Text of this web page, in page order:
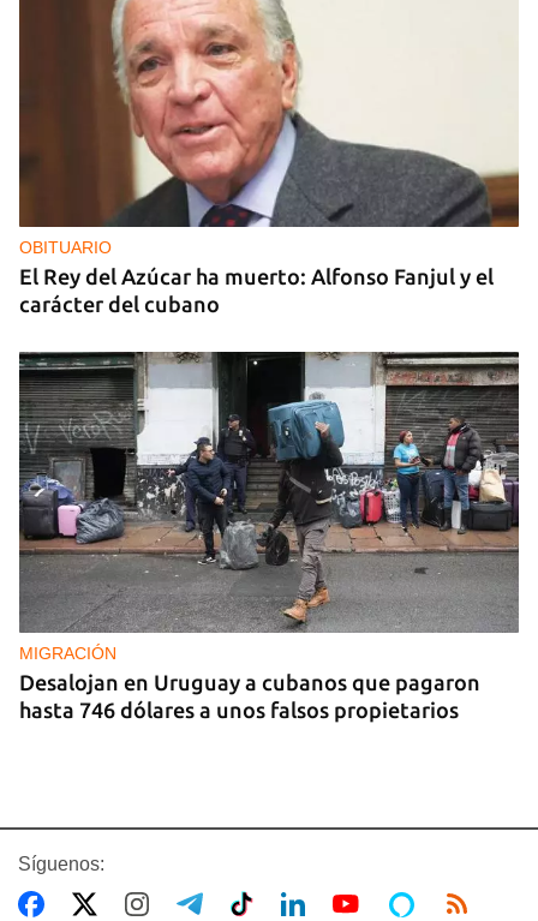
OBITUARIO
El Rey del Azúcar ha muerto: Alfonso Fanjul y el
carácter del cubano
MIGRACIÓN
Desalojan en Uruguay a cubanos que pagaron
hasta 746 dólares a unos falsos propietarios
Síguenos: